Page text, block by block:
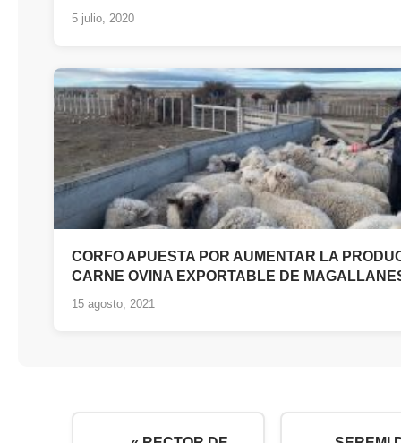
5 julio, 2020
CORFO APUESTA POR AUMENTAR LA
CARNE OVINA EXPORTABLE DE
15 agosto, 2021